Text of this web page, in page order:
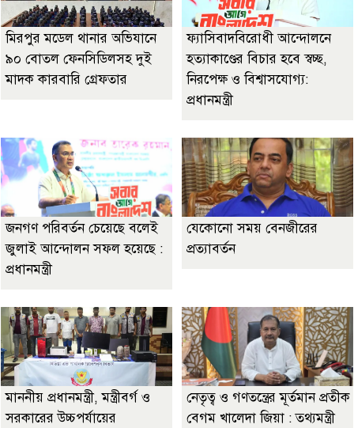
মিরপুর মডেল থানার অভিযানে
৯০ বোতল ফেনসিডিলসহ দুই
মাদক কারবারি গ্রেফতার
ফ্যাসিবাদবিরোধী আন্দোলনে
হত্যাকাণ্ডের বিচার হবে স্বচ্ছ,
নিরপেক্ষ ও বিশ্বাসযোগ্য:
প্রধানমন্ত্রী
জনগণ পরিবর্তন চেয়েছে বলেই
জুলাই আন্দোলন সফল হয়েছে :
প্রধানমন্ত্রী
যেকোনো সময় বেনজীরের
প্রত্যাবর্তন
মাননীয় প্রধানমন্ত্রী, মন্ত্রীবর্গ ও
সরকারের উচ্চপর্যায়ের
নেতৃত্ব ও গণতন্ত্রের মূর্তমান প্রতীক
বেগম খালেদা জিয়া : তথ্যমন্ত্রী